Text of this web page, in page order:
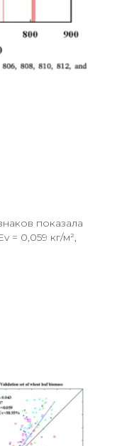
показала
= 0,059 кг/м²,